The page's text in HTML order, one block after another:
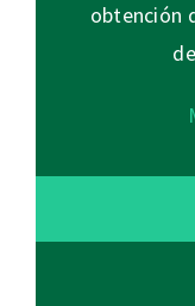
obtención